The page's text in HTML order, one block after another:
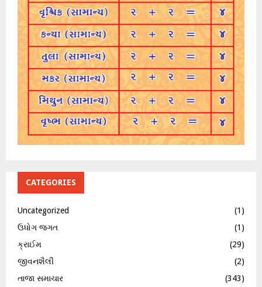
CATEGORIES
Uncategorized
(1)
ઉધોગ જગત
(1)
ક્રાઈમ
(29)
જીવનશૈલી
(2)
તાજા સમાચાર
(343)